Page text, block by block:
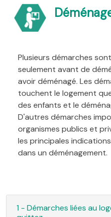
Plusieurs démarches
seulement avant de
avoir déménagé. Les
touchent le logement
des enfants et le
D'autres démarches
organismes publics et
les principales
dans un déménagement.
1 - Démarches liées au